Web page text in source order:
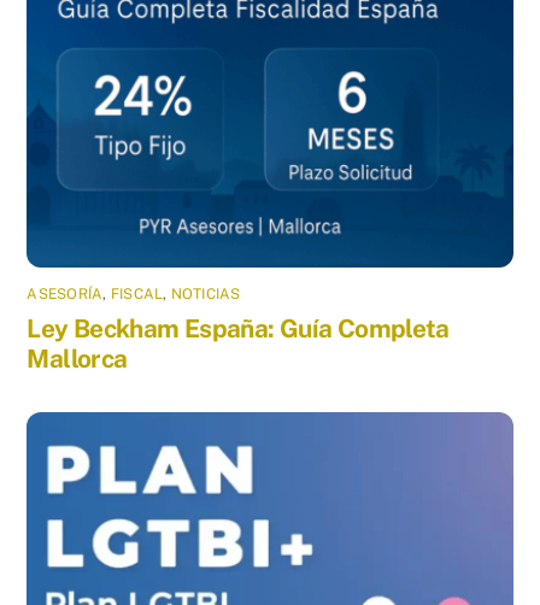
ASESORÍA, FISCAL , NOTICIAS
Ley Beckham España: Guía Completa
Mallorca